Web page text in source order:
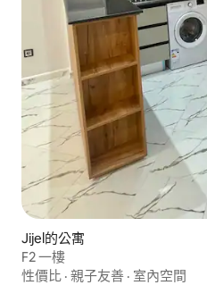
Jijel的公寓
F2 一樓
性價比 · 親子友善 · 室內空間